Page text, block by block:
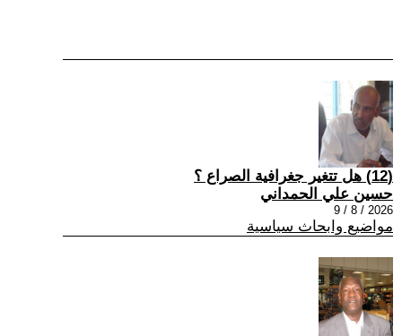
(12) هل تتغير جغرافية الصراع ؟
حسين علي الحمداني
2026 / 8 / 9
مواضيع وابحاث سياسية